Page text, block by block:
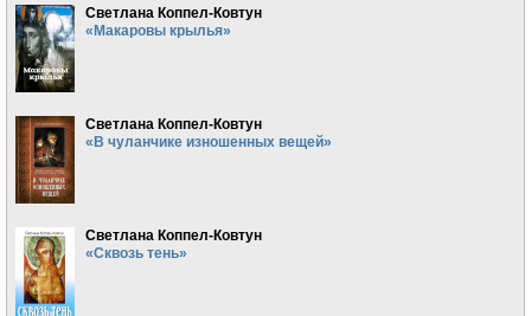
Светлана Коппел-Ковтун
«Макаровы крылья»
Светлана Коппел-Ковтун
«В чуланчике изношенных вещей»
Светлана Коппел-Ковтун
«Сквозь тень»